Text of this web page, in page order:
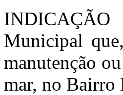
Municipal
manutenção
mar, no Bairro